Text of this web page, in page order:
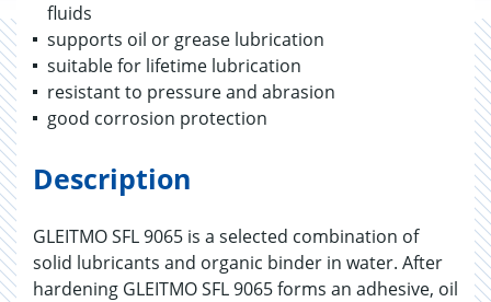
fluids
supports oil or grease lubrication
suitable for lifetime lubrication
resistant to pressure and abrasion
good corrosion protection
Description
GLEITMO SFL 9065 is a selected combination of
solid lubricants and organic binder in water. After
hardening GLEITMO SFL 9065 forms an adhesive, oil